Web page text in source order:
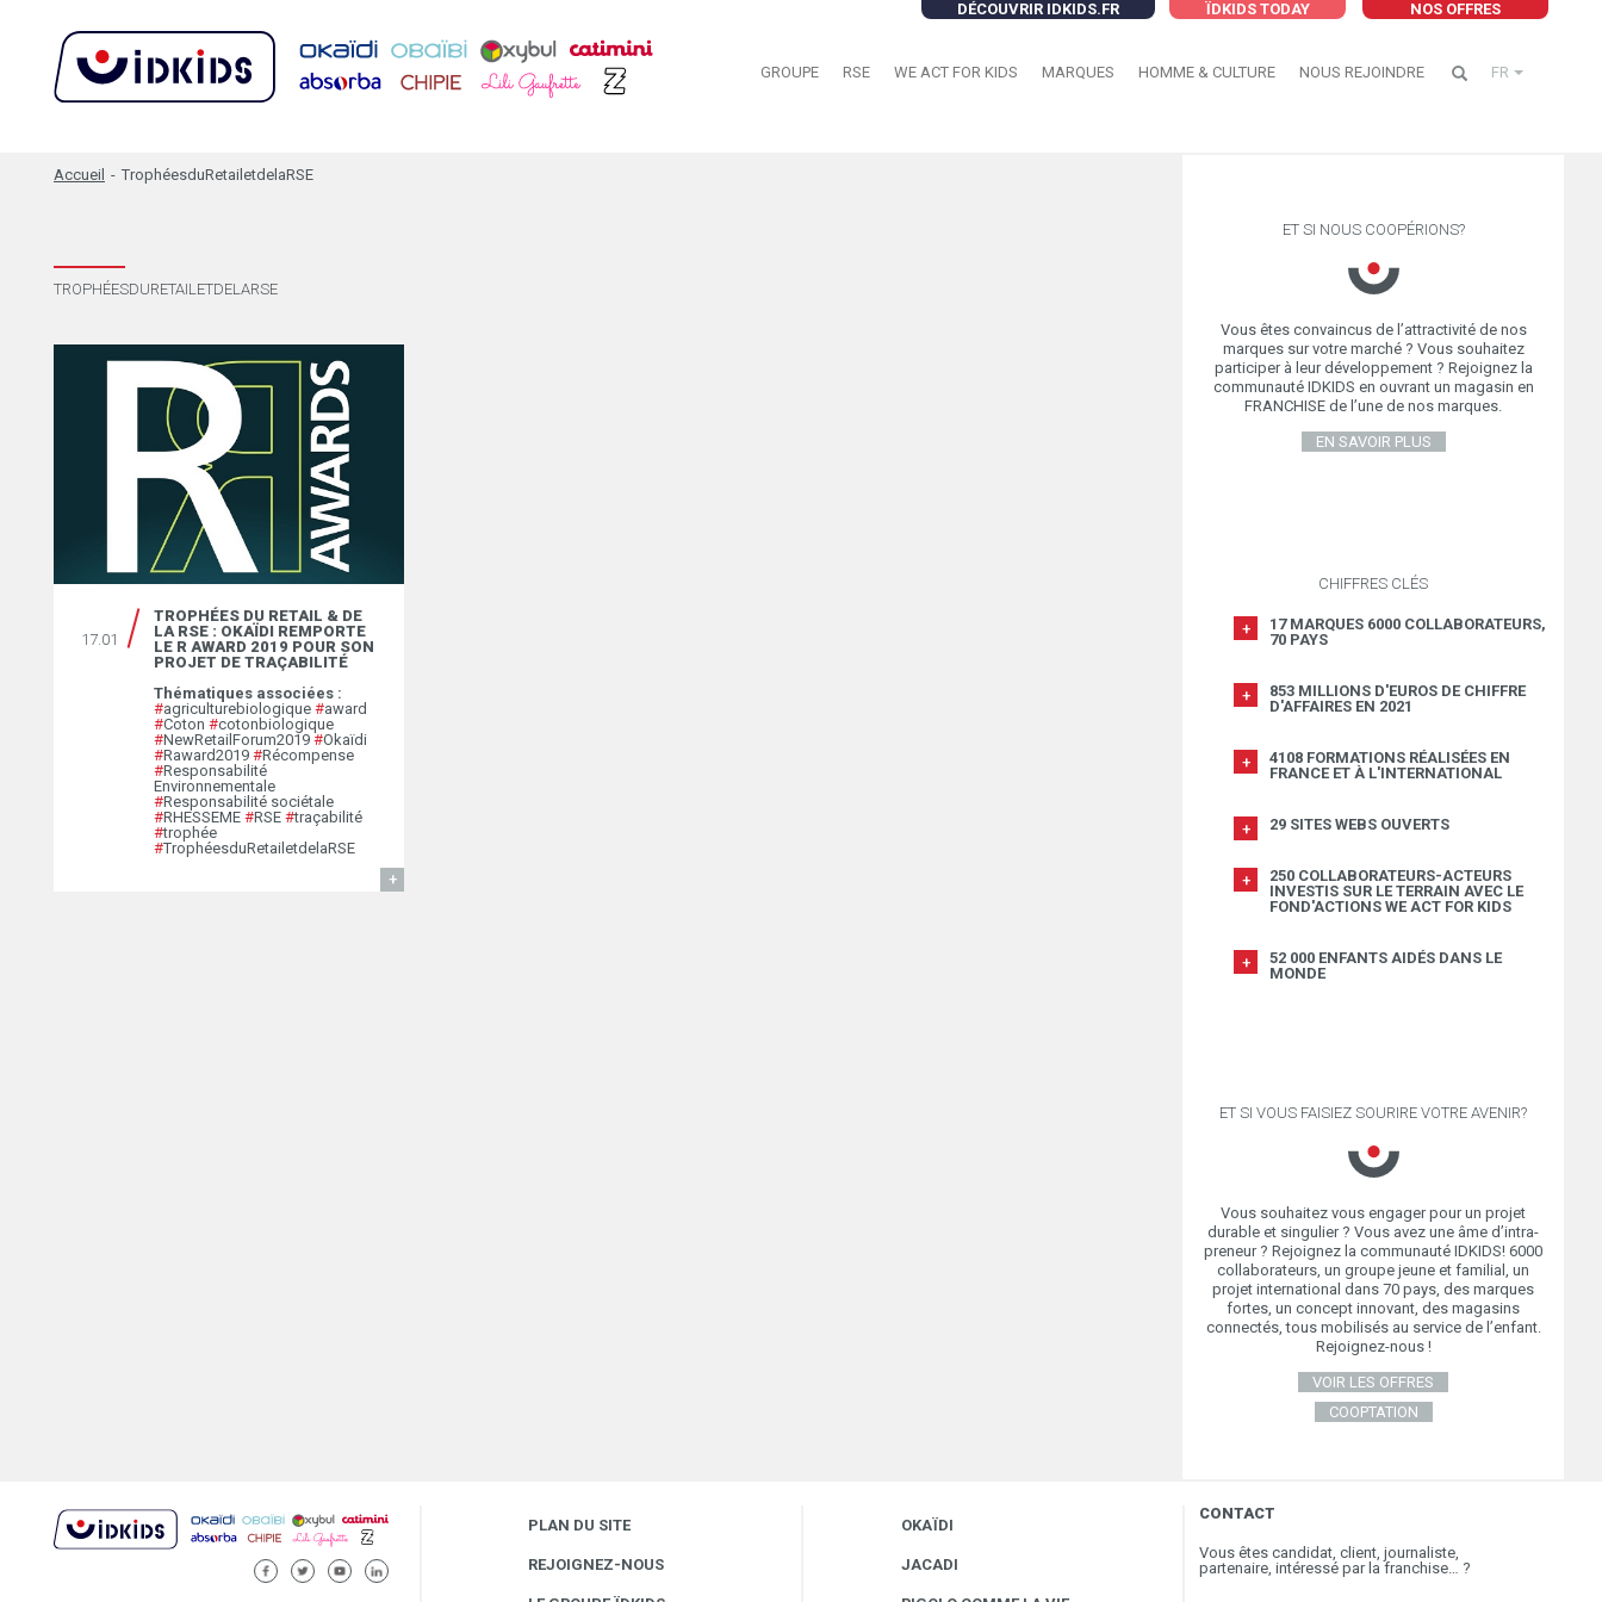
DÉCOUVRIR IDKIDS.FR NOS OFFRES
ÏDKIDS TODAY
GROUPE RSE WE ACT FOR KIDS MARQUES HOMME & CULTURE NOUS REJOINDRE FR
Accueil - TrophéesduRetailetdelaRSE
TROPHÉESDURETAILETDELARSE
17.01
TROPHÉES DU RETAIL & DE
LA RSE : OKAÏDI REMPORTE
LE R AWARD 2019 POUR SON
PROJET DE TRAÇABILITÉ
Thématiques associées :
#agriculturebiologique #award
#Coton #cotonbiologique
#NewRetailForum2019 #Okaïdi
#Raward2019 #Récompense
#Responsabilité
Environnementale
#Responsabilité sociétale
#RHESSEME #RSE #traçabilité
#trophée
#TrophéesduRetailetdelaRSE
ET SI NOUS COOPÉRIONS?
Vous êtes convaincus de l’attractivité de nos
marques sur votre marché ? Vous souhaitez
participer à leur développement ? Rejoignez la
communauté IDKIDS en ouvrant un magasin en
FRANCHISE de l’une de nos marques.
EN SAVOIR PLUS
CHIFFRES CLÉS
17 MARQUES 6000 COLLABORATEURS,
70 PAYS
853 MILLIONS D'EUROS DE CHIFFRE
D'AFFAIRES EN 2021
4108 FORMATIONS RÉALISÉES EN
FRANCE ET À L'INTERNATIONAL
29 SITES WEBS OUVERTS
250 COLLABORATEURS-ACTEURS
INVESTIS SUR LE TERRAIN AVEC LE
FOND'ACTIONS WE ACT FOR KIDS
52 000 ENFANTS AIDÉS DANS LE
MONDE
ET SI VOUS FAISIEZ SOURIRE VOTRE AVENIR?
Vous souhaitez vous engager pour un projet
durable et singulier ? Vous avez une âme d’intra-
preneur ? Rejoignez la communauté IDKIDS! 6000
collaborateurs, un groupe jeune et familial, un
projet international dans 70 pays, des marques
fortes, un concept innovant, des magasins
connectés, tous mobilisés au service de l’enfant.
Rejoignez-nous !
VOIR LES OFFRES
COOPTATION
FACEBOOKTWITTERYOUTUBELINKEDIN
PLAN DU SITE
REJOIGNEZ-NOUS
OKAÏDI
JACADI
CONTACT
Vous êtes candidat, client, journaliste,
partenaire, intéressé par la franchise… ?